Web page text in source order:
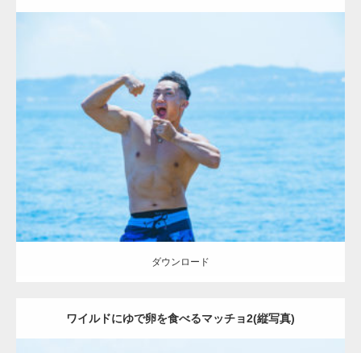
Update:2021.07.7
Category:海のマッチョ2
ダウンロード
ダウンロード
ワイルドにゆで卵を食べるマッチョ2(縦写真)
【YouTube】マッチョフリー素材メンバーが
ギネス世界記録…
【TV】TBS番組「ひるおび」にてマッスルプ